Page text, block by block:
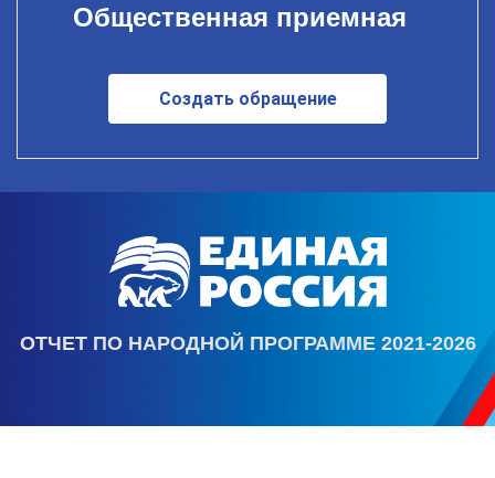
Общественная приемная
Создать обращение
ОТЧЕТ ПО НАРОДНОЙ ПРОГРАММЕ 2021-2026